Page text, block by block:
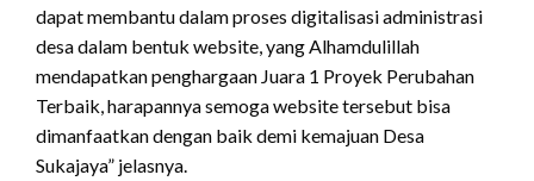
dapat membantu dalam proses digitalisasi administrasi
desa dalam bentuk website, yang Alhamdulillah
mendapatkan penghargaan Juara 1 Proyek Perubahan
Terbaik, harapannya semoga website tersebut bisa
dimanfaatkan dengan baik demi kemajuan Desa
Sukajaya” jelasnya.